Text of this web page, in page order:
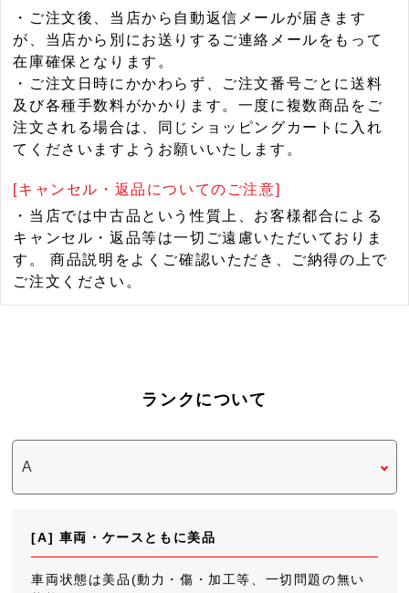
・ご注文後、当店から自動返信メールが届きます
が、当店から別にお送りするご連絡メールをもって
在庫確保となります。
・ご注文日時にかかわらず、ご注文番号ごとに送料
及び各種手数料がかかります。一度に複数商品をご
注文される場合は、同じショッピングカートに入れ
てくださいますようお願いいたします。
[キャンセル・返品についてのご注意]
・当店では中古品という性質上、お客様都合による
キャンセル・返品等は一切ご遠慮いただいておりま
す。 商品説明をよくご確認いただき、ご納得の上で
ご注文ください。
ランクについて
[A] 車両・ケースともに美品
車両状態は美品(動力・傷・加工等、一切問題の無い